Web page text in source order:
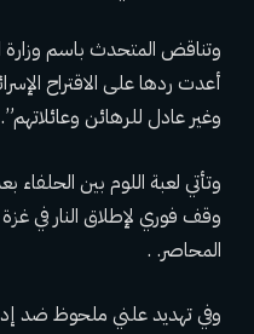
وتناقض المتحدث باسم وزارة
أعدت ردها على الاقتراح
وغير عادل للرهائن وعائلاتهم”.
وتأتي لعبة اللوم بين
وقف فوري لإطلاق النار في
المحاصر. .
وفي تهديد علني ملحوظ ضد